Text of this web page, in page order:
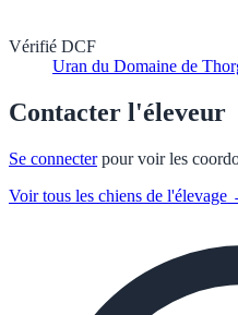
Vérifié DCF
Uran du Domaine de
Contacter l'éleveur
Se connecterpour voir les
Voir tous les chiens de l'élevage